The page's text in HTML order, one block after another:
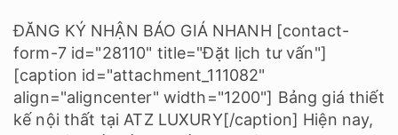
ĐĂNG KÝ NHẬN BÁO GIÁ NHANH [contact-
form-7 id="28110" title="Đặt lịch tư vấn"]
[caption id="attachment_111082"
align="aligncenter" width="1200"] Bảng giá thiết
kế nội thất tại ATZ LUXURY[/caption] Hiện nay,